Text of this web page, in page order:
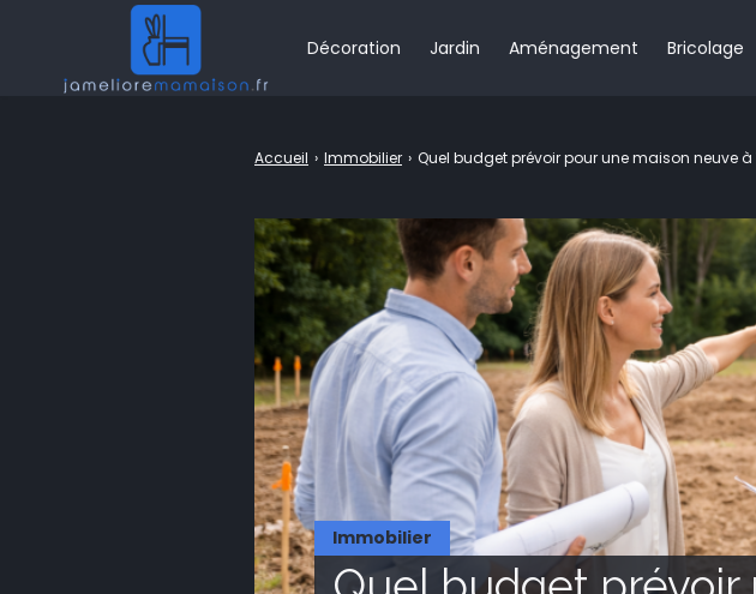
Immobilier
Accueil › Immobilier › Quel budget prévoir pour une maison neuve
Décoration Jardin Aménagement Bricolage
Rechercher